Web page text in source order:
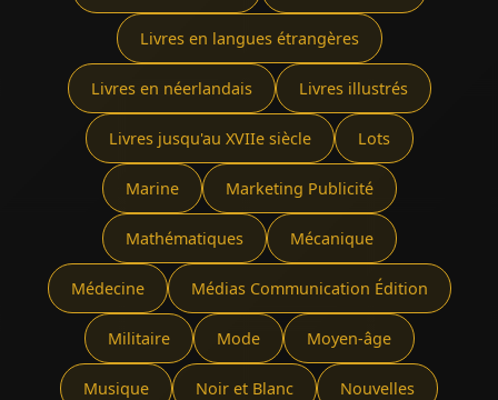
Livres en langues étrangères
Livres en néerlandais Livres illustrés
Livres jusqu'au XVIIe siècle Lots
Marine Marketing Publicité
Mathématiques Mécanique
Médecine Médias Communication Édition
Militaire Mode Moyen-âge
Musique Noir et Blanc Nouvelles